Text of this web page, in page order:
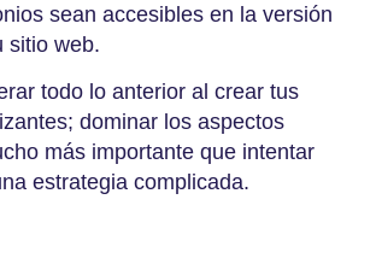
sean accesibles en la versión
sitio web.
todo lo anterior al crear tus
dominar los aspectos
más importante que intentar
estrategia complicada.